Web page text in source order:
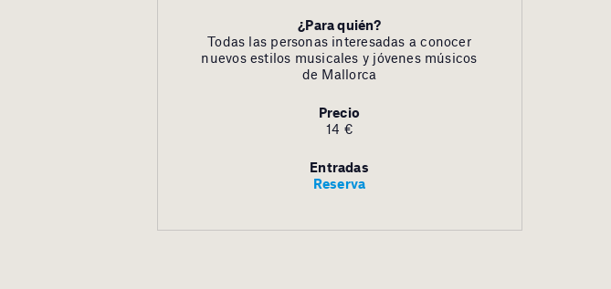
¿Para quién?
Todas las personas interesadas a conocer
nuevos estilos musicales y jóvenes músicos
de Mallorca
Precio
14 €
Entradas
Reserva